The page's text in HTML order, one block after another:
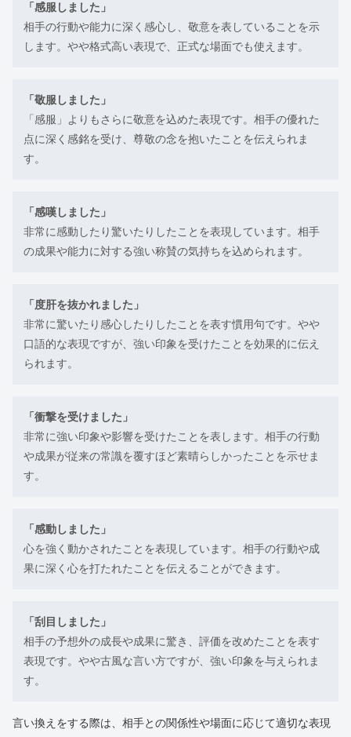
「感服しました」
相手の行動や能力に深く感心し、敬意を表していることを示
します。やや格式高い表現で、正式な場面でも使えます。
「敬服しました」
「感服」よりもさらに敬意を込めた表現です。相手の優れた
点に深く感銘を受け、尊敬の念を抱いたことを伝えられま
す。
「感嘆しました」
非常に感動したり驚いたりしたことを表現しています。相手
の成果や能力に対する強い称賛の気持ちを込められます。
「度肝を抜かれました」
非常に驚いたり感心したりしたことを表す慣用句です。やや
口語的な表現ですが、強い印象を受けたことを効果的に伝え
られます。
「衝撃を受けました」
非常に強い印象や影響を受けたことを表します。相手の行動
や成果が従来の常識を覆すほど素晴らしかったことを示せま
す。
「感動しました」
心を強く動かされたことを表現しています。相手の行動や成
果に深く心を打たれたことを伝えることができます。
「刮目しました」
相手の予想外の成長や成果に驚き、評価を改めたことを表す
表現です。やや古風な言い方ですが、強い印象を与えられま
す。
言い換えをする際は、相手との関係性や場面に応じて適切な表現